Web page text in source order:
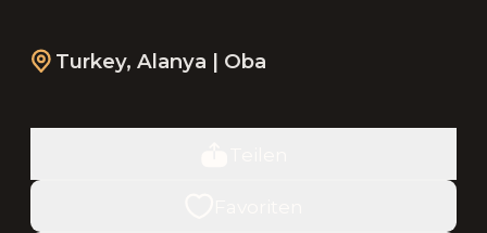
Turkey, Alanya | Oba